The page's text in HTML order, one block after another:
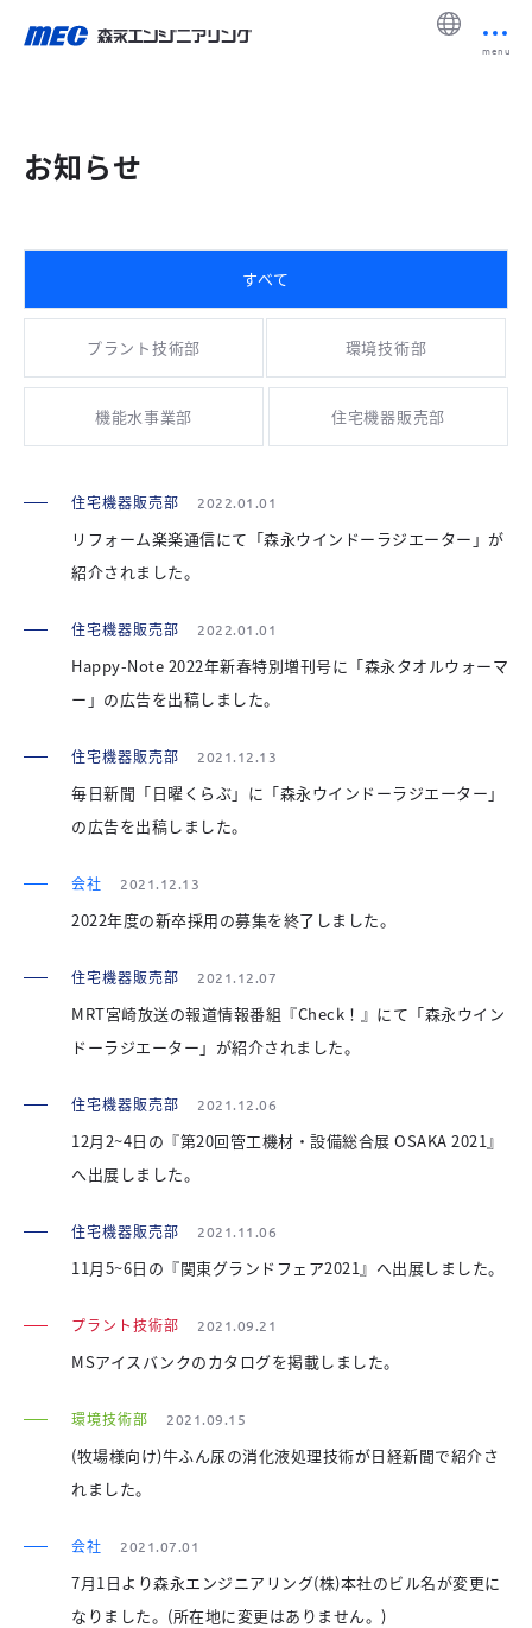
お知らせ
すべて
プラント技術部 環境技術部
機能水事業部 住宅機器販売部
住宅機器販売部 2022.01.01
リフォーム楽楽通信にて「森永ウインドーラジエーター」が
紹介されました。
住宅機器販売部 2022.01.01
Happy-Note 2022年新春特別増刊号に「森永タオルウォーマ
ー」の広告を出稿しました。
住宅機器販売部 2021.12.13
毎日新聞「日曜くらぶ」に「森永ウインドーラジエーター」
の広告を出稿しました。
会社 2021.12.13
2022年度の新卒採用の募集を終了しました。
住宅機器販売部 2021.12.07
MRT宮崎放送の報道情報番組『Check！』にて「森永ウイン
ドーラジエーター」が紹介されました。
住宅機器販売部 2021.12.06
12月2~4日の『第20回管工機材・設備総合展 OSAKA 2021』
へ出展しました。
住宅機器販売部 2021.11.06
11月5~6日の『関東グランドフェア2021』へ出展しました。
プラント技術部 2021.09.21
MSアイスバンクのカタログを掲載しました。
環境技術部 2021.09.15
(牧場様向け)牛ふん尿の消化液処理技術が日経新聞で紹介さ
れました。
会社 2021.07.01
7月1日より森永エンジニアリング(株)本社のビル名が変更に
なりました。(所在地に変更はありません。)
menu